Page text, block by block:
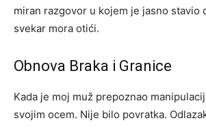
miran razgovor u kojem je jasno stavio
svekar mora otići.
Obnova Braka i Granice
Kada je moj muž prepoznao
svojim ocem. Nije bilo povratka.